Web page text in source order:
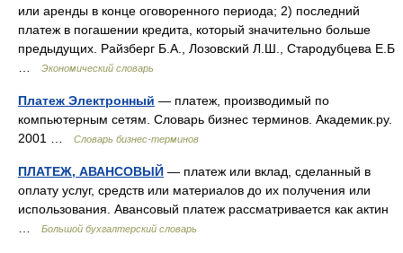
или аренды в конце оговоренного периода; 2) последний
платеж в погашении кредита, который значительно больше
предыдущих. Райзберг Б.А., Лозовский Л.Ш., Стародубцева Е.Б
Экономический словарь
Платеж Электронный — платеж, производимый по
компьютерным сетям. Словарь бизнес терминов. Академик.ру.
2001 …
Словарь бизнес-терминов
ПЛАТЕЖ, АВАНСОВЫЙ — платеж или вклад, сделанный в
оплату услуг, средств или материалов до их получения или
использования. Авансовый платеж рассматривается как актин
Большой бухгалтерский словарь